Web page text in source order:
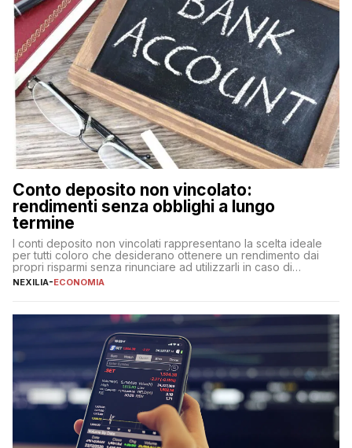
Conto deposito non vincolato:
rendimenti senza obblighi a lungo
termine
I conti deposito non vincolati rappresentano la scelta ideale
per tutti coloro che desiderano ottenere un rendimento dai
propri risparmi senza rinunciare ad utilizzarli in caso di
necessità. A differenza delle forme vincolate tradizionali,
flessibilità e rendimento. Come funzionano […]
NEXILIA-ECONOMIA